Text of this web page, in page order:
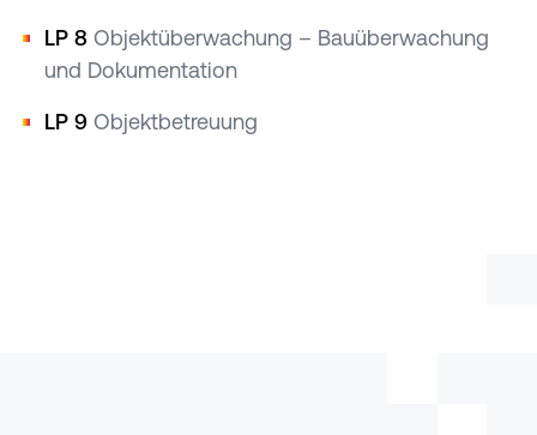
LP 8 Objektüberwachung – Bauüberwachung
und Dokumentation
LP 9 Objektbetreuung